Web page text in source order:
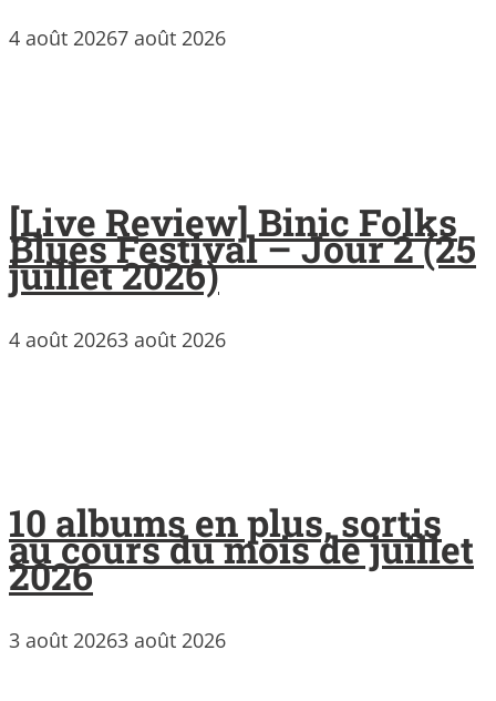
4 août 20267 août 2026
[Live Review] Binic Folks
Blues Festival – Jour 2 (25
juillet 2026)
4 août 20263 août 2026
10 albums en plus, sortis
au cours du mois de juillet
2026
3 août 20263 août 2026